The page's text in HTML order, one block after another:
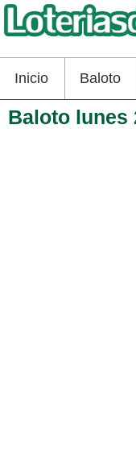
Inicio Baloto
Baloto lunes